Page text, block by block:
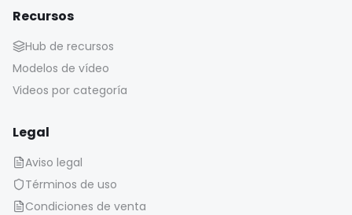
Recursos
Hub de recursos
Modelos de vídeo
Videos por categoría
Legal
Aviso legal
Términos de uso
Condiciones de venta